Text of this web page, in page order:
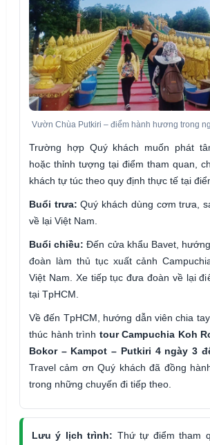
Vườn Chùa Putkiri – điểm hành hương trong
Trường hợp Quý khách muốn phát
hoặc thỉnh tượng tại điểm tham quan,
khách tự túc theo quy định thực tế tại
Buổi trưa: Quý khách dùng cơm trưa,
về lại Việt Nam.
Buổi chiều: Đến cửa khẩu Bavet,
đoàn làm thủ tục xuất cảnh
Việt Nam. Xe tiếp tục đưa đoàn về lại
tại TpHCM.
Về đến TpHCM, hướng dẫn viên chia
thúc hành trình tour Campuchia Koh
Bokor – Kampot – Putkiri 4 ngày 3
Travel cảm ơn Quý khách đã đồng
trong những chuyến đi tiếp theo.
Lưu ý lịch trình: Thứ tự điểm tham